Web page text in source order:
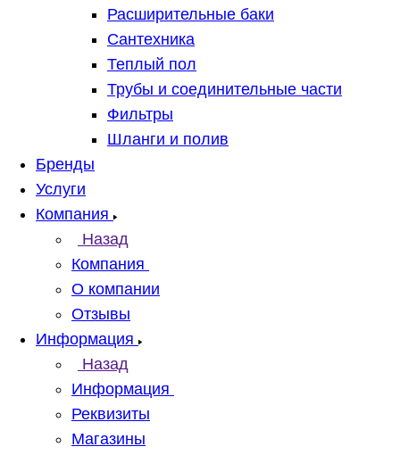
Расширительные баки
Сантехника
Теплый пол
Трубы и соединительные части
Фильтры
Шланги и полив
Бренды
Услуги
Компания
Назад
Компания
О компании
Отзывы
Информация
Назад
Информация
Реквизиты
Магазины